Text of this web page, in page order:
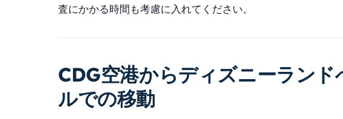
査にかかる時間も考慮に入れてください。
CDG空港からディズニーランド
ルでの移動